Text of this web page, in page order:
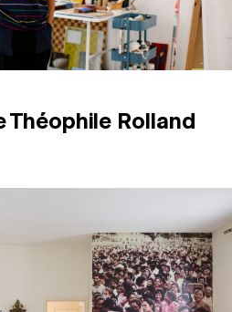
Théophile Rolland